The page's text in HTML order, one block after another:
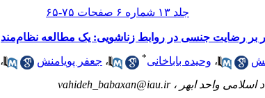
جلد ۱۳ شماره ۶ صفحات ۷۵-۶۵
بر رضایت جنسی در روابط زناشویی: یک مطالعه نظام‌مند
، وحیده باباخانی* ، جعفر پویامنش ،
اسلامی واحد ابهر ،vahideh_babaxan@iau.ir